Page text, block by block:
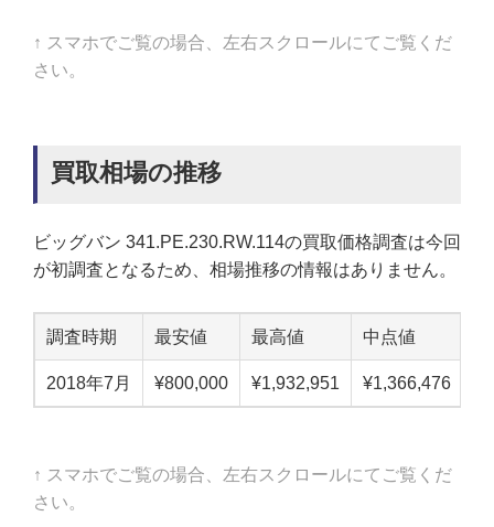
↑ スマホでご覧の場合、左右スクロールにてご覧くだ
さい。
買取相場の推移
ビッグバン 341.PE.230.RW.114の買取価格調査は今回
が初調査となるため、相場推移の情報はありません。
調査時期 最安値 最高値 中点値
2018年7月 ¥800,000 ¥1,932,951 ¥1,366,476
↑ スマホでご覧の場合、左右スクロールにてご覧くだ
さい。